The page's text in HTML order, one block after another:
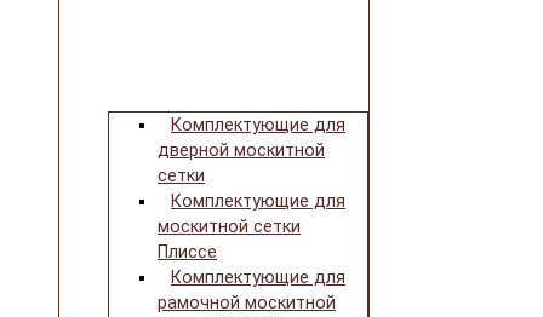
Комплектующие для
дверной москитной
сетки
Комплектующие для
москитной сетки
Плиссе
Комплектующие для
рамочной москитной